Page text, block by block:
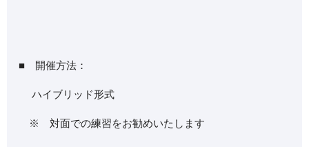
■ 開催方法：
ハイブリッド形式
※ 対面での練習をお勧めいたします